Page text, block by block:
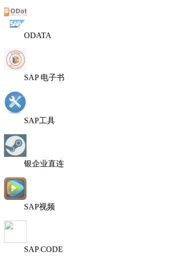
ODATA
SAP 电子书
SAP工具
银企业直连
SAP视频
SAP CODE